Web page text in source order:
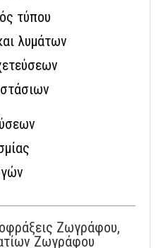
τύπου
λυμάτων
Ζωγράφου,
Ζωγράφου